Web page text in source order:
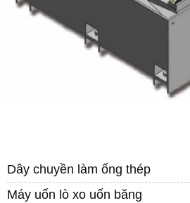
Dây chuyền làm ống thép
Máy uốn lò xo uốn băng